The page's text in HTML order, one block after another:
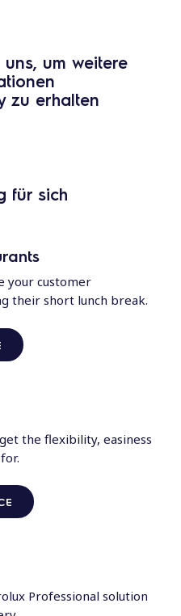
um weitere
zu erhalten
für sich
your customer
their short lunch break.
the flexibility, easiness
Professional solution